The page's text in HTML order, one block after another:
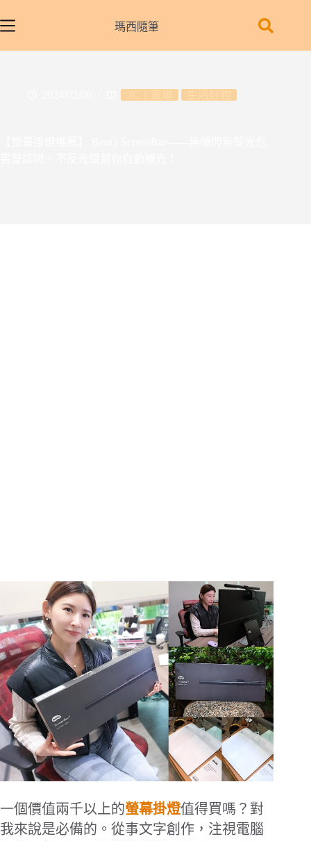
至
瑪西隨筆
一個價值兩千以上的螢幕掛燈值得買嗎？對
我來說是必備的。從事文字創作，注視電腦